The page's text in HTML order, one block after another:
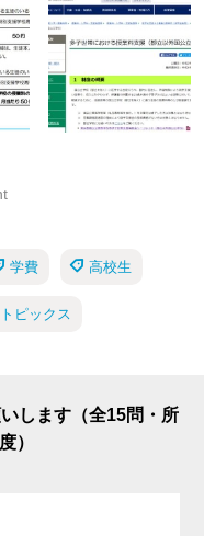
学費 高校生
ピックス
します（全15問・所
）